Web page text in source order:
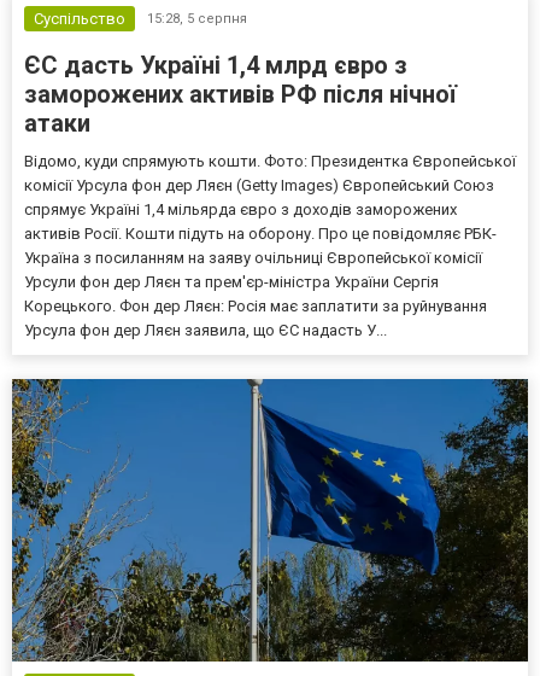
Суспільство 15:28, 5 серпня
ЄС дасть Україні 1,4 млрд євро з
заморожених активів РФ після нічної
атаки
Відомо, куди спрямують кошти. Фото: Президентка Європейської
комісії Урсула фон дер Ляєн (Getty Images) Європейський Союз
спрямує Україні 1,4 мільярда євро з доходів заморожених
активів Росії. Кошти підуть на оборону. Про це повідомляє РБК-
Україна з посиланням на заяву очільниці Європейської комісії
Урсули фон дер Ляєн та прем'єр-міністра України Сергія
Корецького. Фон дер Ляєн: Росія має заплатити за руйнування
Урсула фон дер Ляєн заявила, що ЄС надасть У...